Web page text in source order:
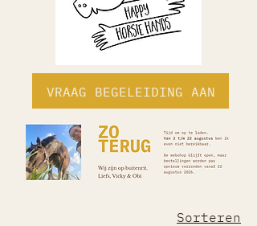
VRAAG BEGELEIDING AAN
Sorteren